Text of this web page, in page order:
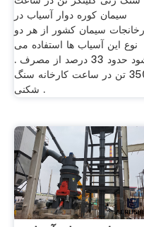
سیمان کوره دوار آسیاب در
سیمان کشور از هر دو
نوع این آسیاب ها استفاده می
شود حدود 33 درصد از مصرف .
350 تن در ساعت کارخانه سنگ
شکنی .